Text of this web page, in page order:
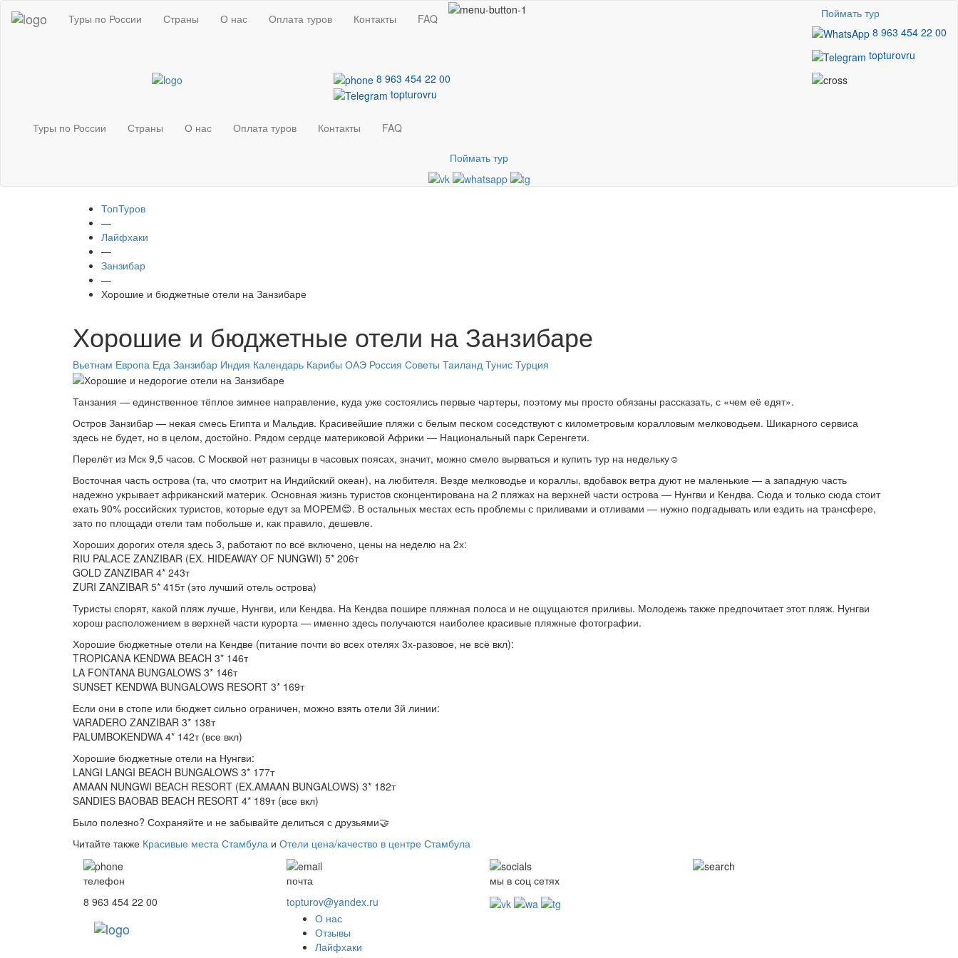
Туры по России Страны О нас Оплата туров Контакты FAQ
Поймать тур
8 963 454 22 00
topturovru
8 963 454 22 00
topturovru
Туры по России Страны О нас Оплата туров Контакты FAQ
Поймать тур
ТопТуров
—
Лайфхаки
—
Занзибар
—
Хорошие и бюджетные отели на Занзибаре
Хорошие и бюджетные отели на Занзибаре
Вьетнам Европа Еда Занзибар Индия Календарь Карибы ОАЭ Россия Советы Таиланд Тунис Турция
Танзания — единственное тёплое зимнее направление, куда уже состоялись первые чартеры, поэтому мы просто обязаны рассказать, с «чем её едят».
Остров Занзибар — некая смесь Египта и Мальдив. Красивейшие пляжи с белым песком соседствуют с километровым коралловым мелководьем. Шикарного сервиса
здесь не будет, но в целом, достойно. Рядом сердце материковой Африки — Национальный парк Серенгети.
Перелёт из Мск 9,5 часов. С Москвой нет разницы в часовых поясах, значит, можно смело вырваться и купить тур на недельку☺️
Восточная часть острова (та, что смотрит на Индийский океан), на любителя. Везде мелководье и кораллы, вдобавок ветра дуют не маленькие — а западную часть
надежно укрывает африканский материк. Основная жизнь туристов сконцентирована на 2 пляжах на верхней части острова — Нунгви и Кендва. Сюда и только сюда стоит
ехать 90% российских туристов, которые едут за МОРЕМ😍. В остальных местах есть проблемы с приливами и отливами — нужно подгадывать или ездить на трансфере,
зато по площади отели там побольше и, как правило, дешевле.
Хороших дорогих отеля здесь 3, работают по всё включено, цены на неделю на 2х:
RIU PALACE ZANZIBAR (EX. HIDEAWAY OF NUNGWI) 5* 206т
GOLD ZANZIBAR 4* 243т
ZURI ZANZIBAR 5* 415т (это лучший отель острова)
Туристы спорят, какой пляж лучше, Нунгви, или Кендва. На Кендва пошире пляжная полоса и не ощущаются приливы. Молодежь также предпочитает этот пляж. Нунгви
хорош расположением в верхней части курорта — именно здесь получаются наиболее красивые пляжные фотографии.
Хорошие бюджетные отели на Кендве (питание почти во всех отелях 3х-разовое, не всё вкл):
TROPICANA KENDWA BEACH 3* 146т
LA FONTANA BUNGALOWS 3* 146т
SUNSET KENDWA BUNGALOWS RESORT 3* 169т
Если они в стопе или бюджет сильно ограничен, можно взять отели 3й линии:
VARADERO ZANZIBAR 3* 138т
PALUMBOKENDWA 4* 142т (все вкл)
Хорошие бюджетные отели на Нунгви:
LANGI LANGI BEACH BUNGALOWS 3* 177т
AMAAN NUNGWI BEACH RESORT (EX.AMAAN BUNGALOWS) 3* 182т
SANDIES BAOBAB BEACH RESORT 4* 189т (все вкл)
Было полезно? Сохраняйте и не забывайте делиться с друзьями🤝
Читайте также Красивые места Стамбула и Отели цена/качество в центре Стамбула
телефон
8 963 454 22 00
почта
topturov@yandex.ru
мы в соц сетях
О нас
Отзывы
Лайфхаки